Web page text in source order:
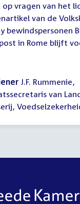
vragen van het
van de
bewindspersonen
in Rome blijft
J.F. Rummenie,
van